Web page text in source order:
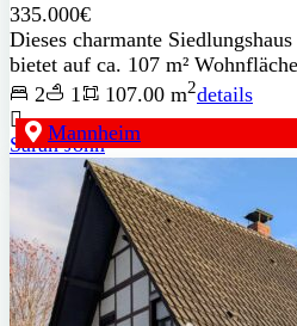
Mannheim
335.000€
Dieses charmante
bietet auf ca. 107 m²
2
1 107.00 m2details
Sarah John